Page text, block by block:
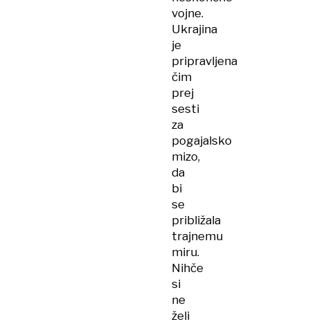
vojne.
Ukrajina
je
pripravljena
čim
prej
sesti
za
pogajalsko
mizo,
da
bi
se
približala
trajnemu
miru.
Nihče
si
ne
želi